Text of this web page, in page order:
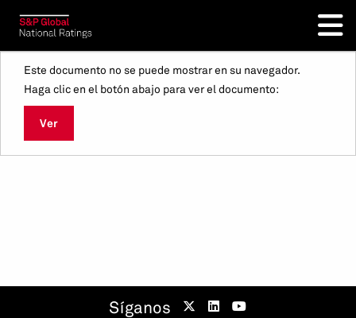
Este documento no se puede mostrar en su navegador.
Haga clic en el botón abajo para ver el documento:
Ver
Síganos